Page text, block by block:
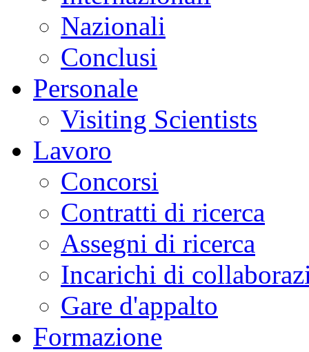
Nazionali
Conclusi
Personale
Visiting Scientists
Lavoro
Concorsi
Contratti di ricerca
Assegni di ricerca
Incarichi di
Gare d'appalto
Formazione